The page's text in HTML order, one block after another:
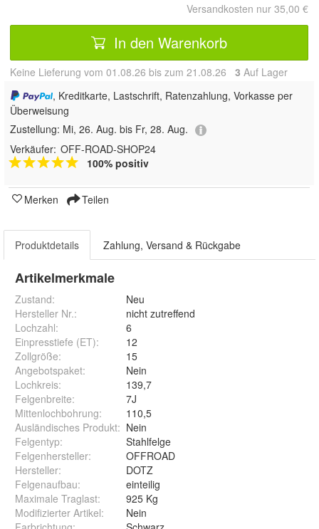
Versandkosten nur 35,00 €
In den Warenkorb
Keine Lieferung vom 01.08.26 bis zum 21.08.26 3 Auf Lager
, Kreditkarte, Lastschrift, Ratenzahlung, Vorkasse per
Überweisung
Zustellung: Mi, 26. Aug. bis Fr, 28. Aug.
Verkäufer: OFF-ROAD-SHOP24
100% positiv
Merken Teilen
Produktdetails Zahlung, Versand & Rückgabe
Artikelmerkmale
Zustand:
Neu
Hersteller Nr.:
nicht zutreffend
Lochzahl:
6
Einpresstiefe (ET):
12
Zollgröße:
15
Angebotspaket:
Nein
Lochkreis:
139,7
Felgenbreite:
7J
Mittenlochbohrung:
110,5
Ausländisches Produkt: Nein
Felgentyp:
Stahlfelge
Felgenhersteller:
OFFROAD
Hersteller:
DOTZ
Felgenaufbau:
einteilig
Maximale Traglast:
925 Kg
Modifizierter Artikel:
Nein